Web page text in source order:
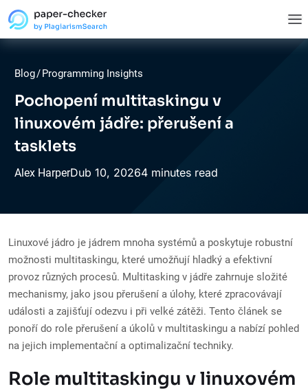
Blog/Programming Insights
Pochopení multitaskingu v
linuxovém jádře: přerušení a
tasklets
Alex HarperDub 10, 20264 minutes read
Linuxové jádro je jádrem mnoha systémů a poskytuje robustní
možnosti multitaskingu, které umožňují hladký a efektivní
provoz různých procesů. Multitasking v jádře zahrnuje složité
mechanismy, jako jsou přerušení a úlohy, které zpracovávají
události a zajišťují odezvu i při velké zátěži. Tento článek se
ponoří do role přerušení a úkolů v multitaskingu a nabízí pohled
na jejich implementační a optimalizační techniky.
Role multitaskingu v linuxovém